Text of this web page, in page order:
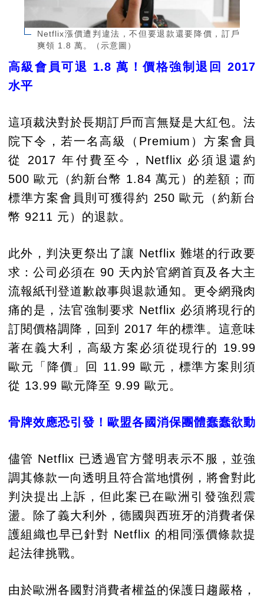
Netflix漲價遭判違法，不但要退款還要降價，訂戶
爽領 1.8 萬。（示意圖）
高級會員可退 1.8 萬！價格強制退回 2017
水平
這項裁決對於長期訂戶而言無疑是大紅包。法
院下令，若一名高級（Premium）方案會員
從 2017 年付費至今，Netflix 必須退還約
500 歐元（約新台幣 1.84 萬元）的差額；而
標準方案會員則可獲得約 250 歐元（約新台
幣 9211 元）的退款。
此外，判決更祭出了讓 Netflix 難堪的行政要
求：公司必須在 90 天內於官網首頁及各大主
流報紙刊登道歉啟事與退款通知。更令網飛肉
痛的是，法官強制要求 Netflix 必須將現行的
訂閱價格調降，回到 2017 年的標準。這意味
著在義大利，高級方案必須從現行的 19.99
歐元「降價」回 11.99 歐元，標準方案則須
從 13.99 歐元降至 9.99 歐元。
骨牌效應恐引發！歐盟各國消保團體蠢蠢欲動
儘管 Netflix 已透過官方聲明表示不服，並強
調其條款一向透明且符合當地慣例，將會對此
判決提出上訴，但此案已在歐洲引發強烈震
盪。除了義大利外，德國與西班牙的消費者保
護組織也早已針對 Netflix 的相同漲價條款提
起法律挑戰。
由於歐洲各國對消費者權益的保護日趨嚴格，